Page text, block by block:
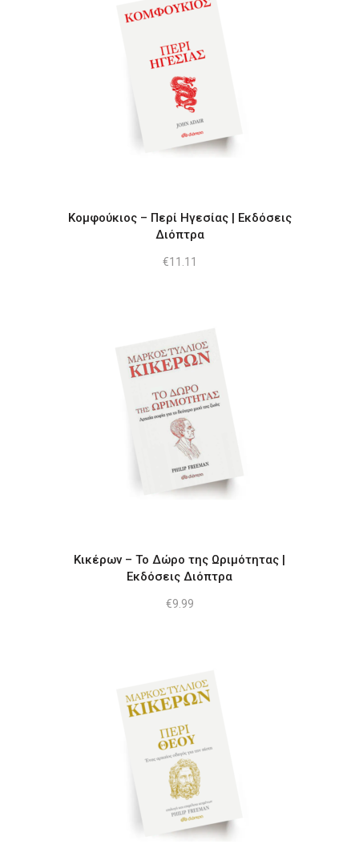
Κομφούκιος – Περί Ηγεσίας | Εκδόσεις
Διόπτρα
€11.11
Κικέρων – Το Δώρο της Ωριμότητας |
Εκδόσεις Διόπτρα
€9.99